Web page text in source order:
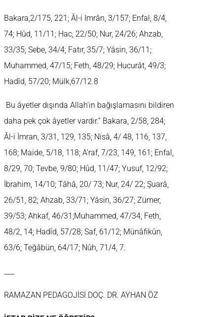
Bakara,2/175, 221; Âl-i Imrân, 3/157; Enfal, 8/4,
74; Hûd, 11/11; Hac, 22/50; Nur, 24/26; Ahzab,
33/35; Sebe, 34/4; Fatır, 35/7; Yâsin, 36/11;
Muhammed, 47/15; Feth, 48/29; Hucurât, 49/3;
Hadîd, 57/20; Mülk,67/12.8
Bu âyetler dışında Allah’ın bağışlamasını bildiren
daha pek çok âyetler vardır.” Bakara, 2/58, 284;
Âl-i İmran, 3/31, 129, 135; Nisâ, 4/ 48, 116, 137,
168; Maide, 5/18, 118; A’raf, 7/23, 149, 161; Enfal,
8/29, 70; Tevbe, 9/80; Hûd, 11/47; Yusuf, 12/92;
İbrahim, 14/10; Tâhâ, 20/ 73; Nur, 24/ 22; Şuarâ,
26/51, 82; Ahzab, 33/71; Yâsin, 36/27; Zümer,
39/53; Ahkaf, 46/31;Muhammed, 47/34; Feth,
48/2, 14; Hadîd, 57/28; Saf, 61/12; Münâfikûn,
63/6; Teğâbün, 64/17; Nûh, 71/4, 7.
RAMAZAN PEDAGOJİSİ DOÇ. DR. AYHAN ÖZ